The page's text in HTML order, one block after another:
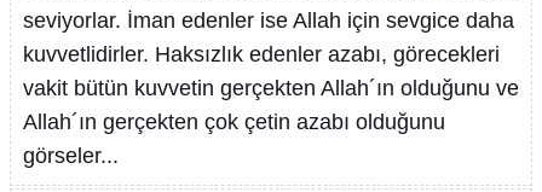
seviyorlar. İman edenler ise Allah için sevgice daha
kuvvetlidirler. Haksızlık edenler azabı, görecekleri
vakit bütün kuvvetin gerçekten Allah´ın olduğunu ve
Allah´ın gerçekten çok çetin azabı olduğunu
görseler...